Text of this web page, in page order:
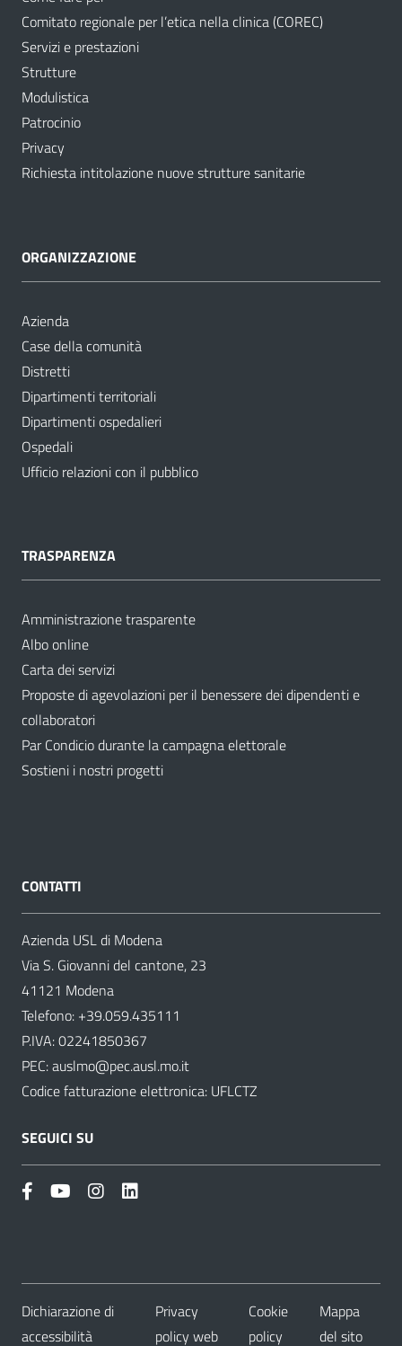
Comitato regionale per l’etica nella clinica (COREC)
Servizi e prestazioni
Strutture
Modulistica
Patrocinio
Privacy
Richiesta intitolazione nuove strutture sanitarie
ORGANIZZAZIONE
Azienda
Case della comunità
Distretti
Dipartimenti territoriali
Dipartimenti ospedalieri
Ospedali
Ufficio relazioni con il pubblico
TRASPARENZA
Amministrazione trasparente
Albo online
Carta dei servizi
Proposte di agevolazioni per il benessere dei dipendenti e
collaboratori
Par Condicio durante la campagna elettorale
Sostieni i nostri progetti
CONTATTI
Azienda USL di Modena
Via S. Giovanni del cantone, 23
41121 Modena
Telefono: +39.059.435111
P.IVA: 02241850367
PEC:auslmo@pec.ausl.mo.it
Codice fatturazione elettronica: UFLCTZ
SEGUICI SU
Dichiarazione di
accessibilità
Privacy
policy web
Cookie
policy
Mappa
del sito